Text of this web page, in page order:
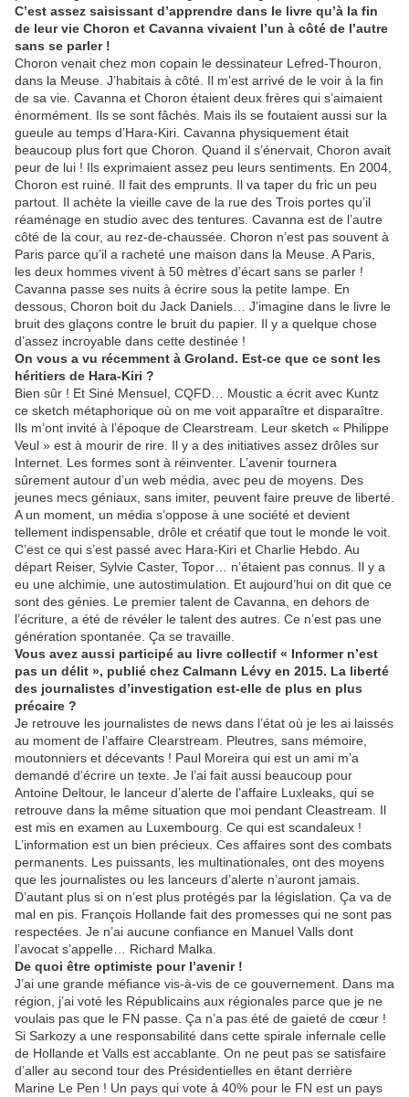
C’est assez saisissant d’apprendre dans le livre qu’à la fin
de leur vie Choron et Cavanna vivaient l’un à côté de l’autre
sans se parler !
Choron venait chez mon copain le dessinateur Lefred-Thouron,
dans la Meuse. J’habitais à côté. Il m’est arrivé de le voir à la fin
de sa vie. Cavanna et Choron étaient deux frères qui s’aimaient
énormément. Ils se sont fâchés. Mais ils se foutaient aussi sur la
gueule au temps d’Hara-Kiri. Cavanna physiquement était
beaucoup plus fort que Choron. Quand il s’énervait, Choron avait
peur de lui ! Ils exprimaient assez peu leurs sentiments. En 2004,
Choron est ruiné. Il fait des emprunts. Il va taper du fric un peu
partout. Il achète la vieille cave de la rue des Trois portes qu’il
réaménage en studio avec des tentures. Cavanna est de l’autre
côté de la cour, au rez-de-chaussée. Choron n’est pas souvent à
Paris parce qu’il a racheté une maison dans la Meuse. A Paris,
les deux hommes vivent à 50 mètres d’écart sans se parler !
Cavanna passe ses nuits à écrire sous la petite lampe. En
dessous, Choron boit du Jack Daniels… J’imagine dans le livre le
bruit des glaçons contre le bruit du papier. Il y a quelque chose
d’assez incroyable dans cette destinée !
On vous a vu récemment à Groland. Est-ce que ce sont les
héritiers de Hara-Kiri ?
Bien sûr ! Et Siné Mensuel, CQFD… Moustic a écrit avec Kuntz
ce sketch métaphorique où on me voit apparaître et disparaître.
Ils m’ont invité à l’époque de Clearstream. Leur sketch « Philippe
Veul » est à mourir de rire. Il y a des initiatives assez drôles sur
Internet. Les formes sont à réinventer. L’avenir tournera
sûrement autour d’un web média, avec peu de moyens. Des
jeunes mecs géniaux, sans imiter, peuvent faire preuve de liberté.
A un moment, un média s’oppose à une société et devient
tellement indispensable, drôle et créatif que tout le monde le voit.
C’est ce qui s’est passé avec Hara-Kiri et Charlie Hebdo. Au
départ Reiser, Sylvie Caster, Topor… n’étaient pas connus. Il y a
eu une alchimie, une autostimulation. Et aujourd’hui on dit que ce
sont des génies. Le premier talent de Cavanna, en dehors de
l’écriture, a été de révéler le talent des autres. Ce n’est pas une
génération spontanée. Ça se travaille.
Vous avez aussi participé au livre collectif « Informer n’est
pas un délit », publié chez Calmann Lévy en 2015. La liberté
des journalistes d’investigation est-elle de plus en plus
précaire ?
Je retrouve les journalistes de news dans l’état où je les ai laissés
au moment de l’affaire Clearstream. Pleutres, sans mémoire,
moutonniers et décevants ! Paul Moreira qui est un ami m’a
demandé d’écrire un texte. Je l’ai fait aussi beaucoup pour
Antoine Deltour, le lanceur d’alerte de l’affaire Luxleaks, qui se
retrouve dans la même situation que moi pendant Cleastream. Il
est mis en examen au Luxembourg. Ce qui est scandaleux !
L’information est un bien précieux. Ces affaires sont des combats
permanents. Les puissants, les multinationales, ont des moyens
que les journalistes ou les lanceurs d’alerte n’auront jamais.
D’autant plus si on n’est plus protégés par la législation. Ça va de
mal en pis. François Hollande fait des promesses qui ne sont pas
respectées. Je n’ai aucune confiance en Manuel Valls dont
l’avocat s’appelle… Richard Malka.
De quoi être optimiste pour l’avenir !
J’ai une grande méfiance vis-à-vis de ce gouvernement. Dans ma
région, j’ai voté les Républicains aux régionales parce que je ne
voulais pas que le FN passe. Ça n’a pas été de gaieté de cœur !
Si Sarkozy a une responsabilité dans cette spirale infernale celle
de Hollande et Valls est accablante. On ne peut pas se satisfaire
d’aller au second tour des Présidentielles en étant derrière
Marine Le Pen ! Un pays qui vote à 40% pour le FN est un pays